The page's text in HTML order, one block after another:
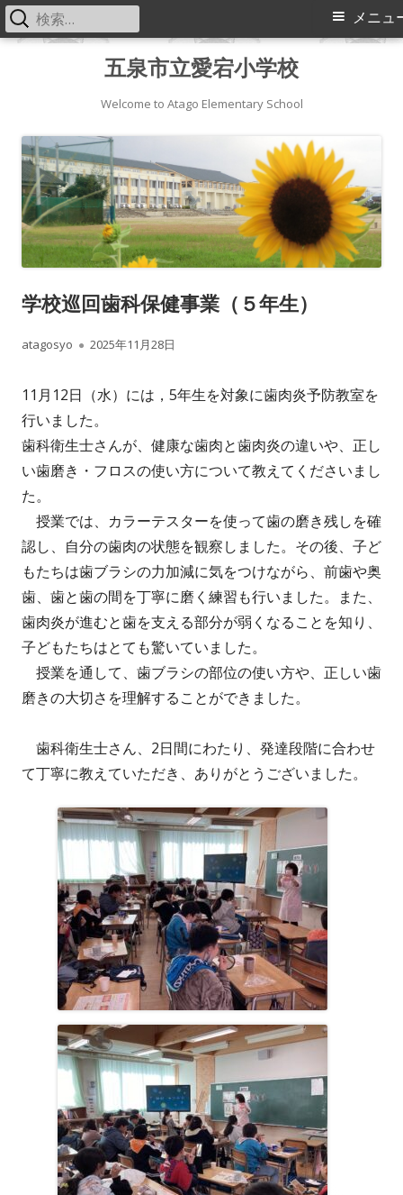
五泉市立愛宕小学校
Welcome to Atago Elementary School
メ
メニュ
検
索:
学校巡回歯科保健事業（５年生）
作
atagosyo
公
日
2025年11月28日
11月12日（水）には，5年生を対象に歯肉炎予防教室を
行いました。
歯科衛生士さんが、健康な歯肉と歯肉炎の違いや、正し
い歯磨き・フロスの使い方について教えてくださいまし
た。
授業では、カラーテスターを使って歯の磨き残しを確
認し、自分の歯肉の状態を観察しました。その後、子ど
もたちは歯ブラシの力加減に気をつけながら、前歯や奥
歯、歯と歯の間を丁寧に磨く練習も行いました。また、
歯肉炎が進むと歯を支える部分が弱くなることを知り、
子どもたちはとても驚いていました。
授業を通して、歯ブラシの部位の使い方や、正しい歯
磨きの大切さを理解することができました。
歯科衛生士さん、2日間にわたり、発達段階に合わせ
て丁寧に教えていただき、ありがとうございました。